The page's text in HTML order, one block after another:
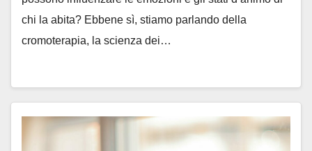
chi la abita? Ebbene sì, stiamo parlando della
cromoterapia, la scienza dei…